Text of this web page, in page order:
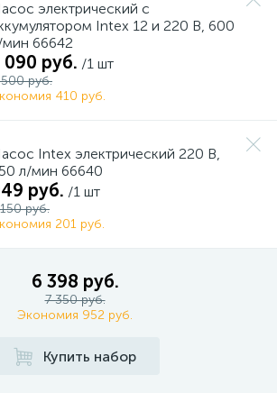
электрический с
Intex 12 и 220 В, 600
66642
090 руб. /1 шт
руб.
410 руб.
Intex электрический 220 В,
л/мин 66640
руб. /1 шт
руб.
201 руб.
6 398 руб.
7 350 руб.
Экономия 952 руб.
Купить набор